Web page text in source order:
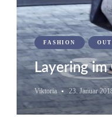
FASHION
Layering
Viktoria 23. Januar